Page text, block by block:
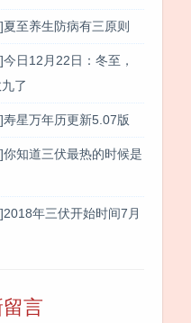
夏至养生防病有三原则
今日12月22日：冬至，
了
寿星万年历更新5.07版
你知道三伏最热的时候是
2018年三伏开始时间7月
言